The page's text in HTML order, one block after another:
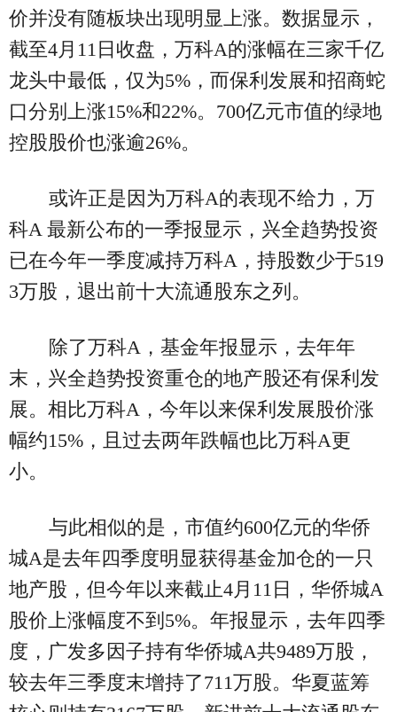
价并没有随板块出现明显上涨。数据显示，
截至4月11日收盘，万科A的涨幅在三家千亿
龙头中最低，仅为5%，而保利发展和招商蛇
口分别上涨15%和22%。700亿元市值的绿地
控股股价也涨逾26%。
或许正是因为万科A的表现不给力，万
科A 最新公布的一季报显示，兴全趋势投资
已在今年一季度减持万科A，持股数少于519
3万股，退出前十大流通股东之列。
除了万科A，基金年报显示，去年年
末，兴全趋势投资重仓的地产股还有保利发
展。相比万科A，今年以来保利发展股价涨
幅约15%，且过去两年跌幅也比万科A更
小。
与此相似的是，市值约600亿元的华侨
城A是去年四季度明显获得基金加仓的一只
地产股，但今年以来截止4月11日，华侨城A
股价上涨幅度不到5%。年报显示，去年四季
度，广发多因子持有华侨城A共9489万股，
较去年三季度末增持了711万股。华夏蓝筹